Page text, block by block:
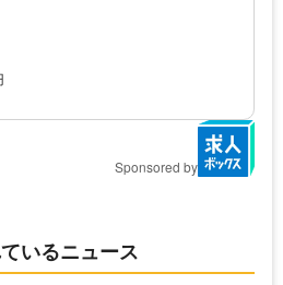
Sponsored by
いるニュース